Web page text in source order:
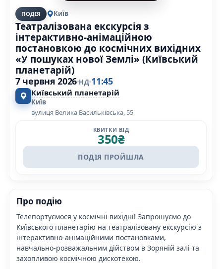
ПОДІЯ Київ
Театралізована екскурсія з
інтерактивно-анімаційною
постановкою до космічних вихідних
«У пошуках нової Землі» (Київський
планетарій)
7 червня 2026 НД 11:45
Київський планетарій
Київ
вулиця Велика Васильківська, 55
КВИТКИ ВІД
350₴
ПОДІЯ ПРОЙШЛА
Про подію
Телепортуємося у космічні вихідні! Запрошуємо до
Київського планетарію на театралізовану екскурсію з
інтерактивно-анімаційними постановками,
навчально-розважальним дійством в Зоряній залі та
захопливою космічною дискотекою.